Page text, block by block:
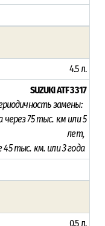
4.5 л.
SUZUKI ATF 3317
замены:
через 75тыс. км или 5
лет,
тыс. км. или 3 года
0.5 л.